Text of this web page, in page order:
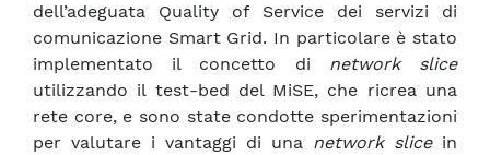
dell’adeguata Quality of Service dei servizi di
comunicazione Smart Grid. In particolare è stato
implementato il concetto di network slice
utilizzando il test-bed del MiSE, che ricrea una
rete core, e sono state condotte sperimentazioni
per valutare i vantaggi di una network slicein